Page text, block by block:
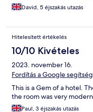
David, 5 éjszakás utazás
Hitelesített értékelés
10/10 Kivételes
2023. november 16.
Fordítás a Google
This is a Gem of a hotel.
the room was very
Paul, 3 éjszakás utazás